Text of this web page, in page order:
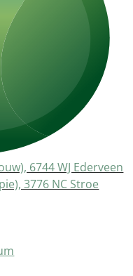
6744 WJ Ederveen
3776 NC Stroe